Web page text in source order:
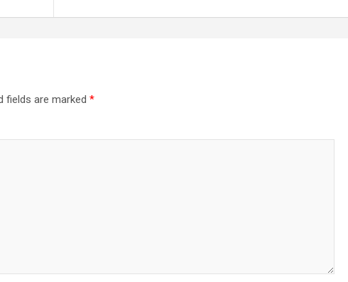
fields are marked *